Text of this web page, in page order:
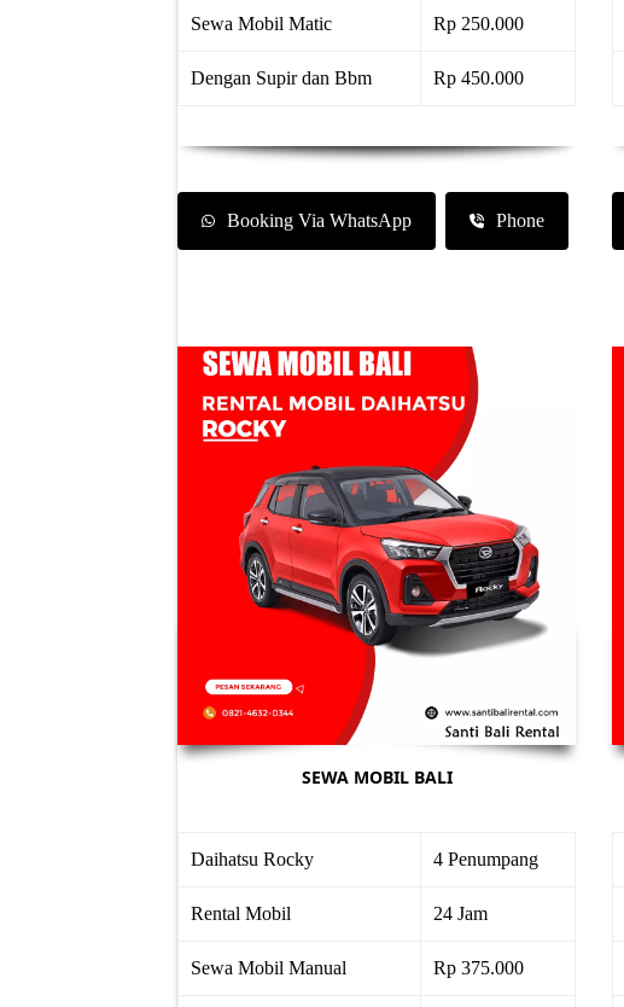
Sewa Mobil Matic Rp 250.000
Dengan Supir dan Bbm Rp 450.000
Booking Via WhatsApp Phone
SEWA MOBIL BALI
Daihatsu Rocky 4 Penumpang
Rental Mobil 24 Jam
Sewa Mobil Manual Rp 375.000